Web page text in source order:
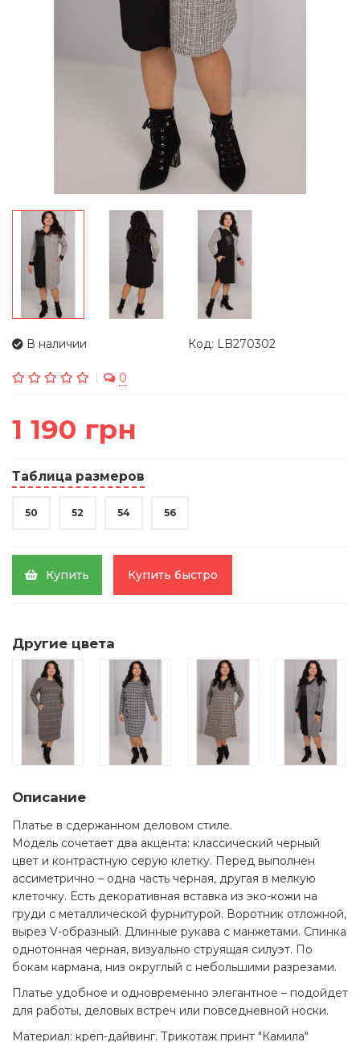
В наличии Код: LB270302
0
1 190 грн
Таблица размеров
50 52 54 56
Купить Купить быстро
Другие цвета
Описание
Платье в сдержанном деловом стиле.
Модель сочетает два акцента: классический черный
цвет и контрастную серую клетку. Перед выполнен
ассиметрично – одна часть черная, другая в мелкую
клеточку. Есть декоративная вставка из эко-кожи на
груди с металлической фурнитурой. Воротник отложной,
вырез V-образный. Длинные рукава с манжетами. Спинка
однотонная черная, визуально струящая силуэт. По
бокам кармана, низ округлый с небольшими разрезами.
Платье удобное и одновременно элегантное – подойдет
для работы, деловых встреч или повседневной носки.
Материал: креп-дайвинг. Трикотаж принт "Камила"